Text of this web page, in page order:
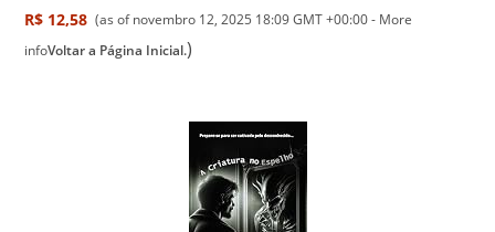
R$ 12,58 (as of novembro 12, 2025 18:09 GMT +00:00 - More
infoVoltar a Página Inicial.)